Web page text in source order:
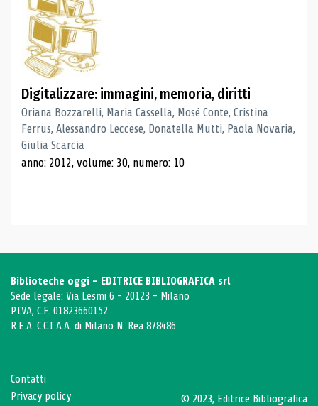
Digitalizzare: immagini, memoria, diritti
Oriana Bozzarelli, Maria Cassella, Mosé Conte, Cristina
Ferrus, Alessandro Leccese, Donatella Mutti, Paola Novaria,
Giulia Scarcia
anno: 2012, volume: 30, numero: 10
Biblioteche oggi - EDITRICE BIBLIOGRAFICA srl
Sede legale: Via Lesmi 6 - 20123 - Milano
P.IVA, C.F. 01823660152
R.E.A. C.C.I.A.A. di Milano N. Rea 878486
Contatti
Privacy policy
© 2023, Editrice Bibliografica